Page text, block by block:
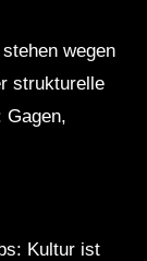
wegen
strukturelle
Gagen,
Kultur ist